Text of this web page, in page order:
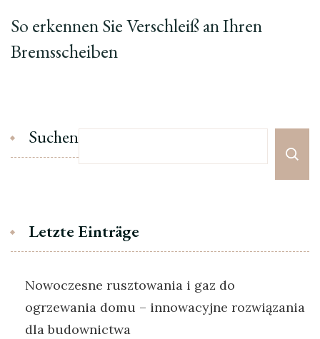
So erkennen Sie Verschleiß an Ihren
Bremsscheiben
Suchen
Letzte Einträge
Nowoczesne rusztowania i gaz do
ogrzewania domu – innowacyjne rozwiązania
dla budownictwa